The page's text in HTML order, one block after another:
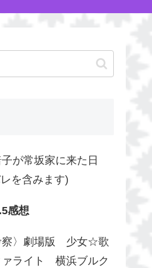
が常坂家に来た日
を含みます)
感想
察〉劇場版 少女☆歌
ライト 横浜ブルク